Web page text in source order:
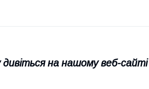
на нашому веб-сайті